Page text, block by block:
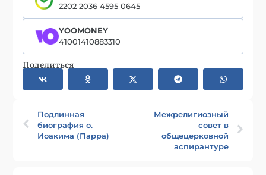
2202 2036 4595 0645
YOOMONEY
41001410883310
Поделиться
Подлинная
биография о.
Иоакима (Парра)
Межрелигиозный
совет в
общецерковной
аспирантуре